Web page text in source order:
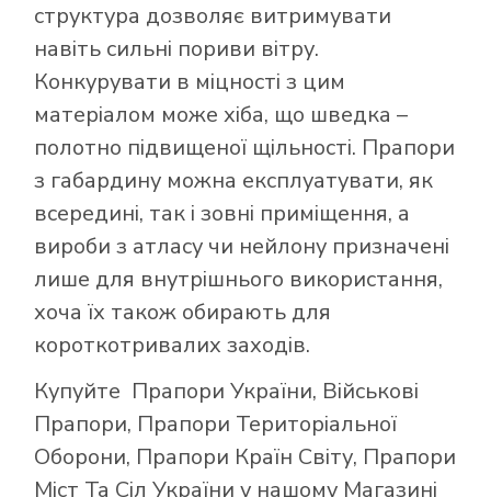
структура дозволяє витримувати
навіть сильні пориви вітру.
Конкурувати в міцності з цим
матеріалом може хіба, що шведка –
полотно підвищеної щільності. Прапори
з габардину можна експлуатувати, як
всередині, так і зовні приміщення, а
вироби з атласу чи нейлону призначені
лише для внутрішнього використання,
хоча їх також обирають для
короткотривалих заходів.
Купуйте Прапори України, Військові
Прапори, Прапори Територіальної
Оборони, Прапори Країн Світу, Прапори
Міст Та Сіл України у нашому Магазині